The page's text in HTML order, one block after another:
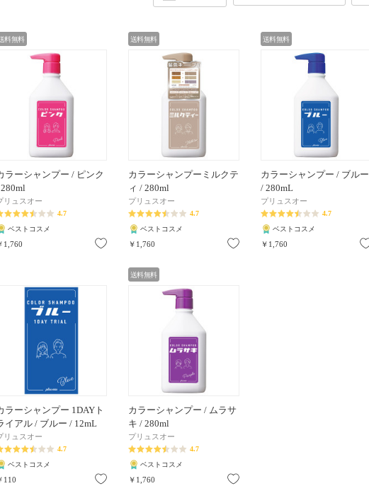
料無料
ラーシャンプー / ピンク
リュスオー
4.7
ベストコスメ
1,760 お気に入り
送料無料
カラーシャンプーミルクテ
ィ / 280ml
プリュスオー
4.7
ベストコスメ
￥1,760 お気に入り
送料無料
カラーシャンプー / ブルー
/ 280mL
プリュスオー
4.7
ベストコスメ
￥1,760
ラーシャンプー 1DAYト
イアル / ブルー / 12mL
リュスオー
4.7
ベストコスメ
110 お気に入り
送料無料
カラーシャンプー / ムラサ
キ / 280ml
プリュスオー
4.7
ベストコスメ
￥1,760